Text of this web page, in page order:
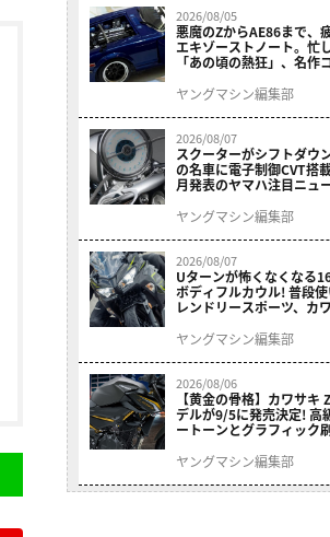
2026/08/05
悪魔のZからAE86まで、
エキゾーストノート。忙
「あの頃の熱狂」、名作
結！
ヤングマシン編集部
2026/08/07
スクーターがシフトダウ
の名車に電子制御CVT搭
月発表のヤマハ注目ニュ
ヤングマシン編集部
2026/08/07
Uターンが怖くなくなる
ボディフルカウル! 普段
レンドリースポーツ、カ
9/5発売
ヤングマシン編集部
2026/08/06
【黄金の骨格】カワサキ
デルが9/5に発売決定! 高
ートーンとグラフィック
ヤングマシン編集部